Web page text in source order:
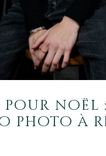
pour
photo à